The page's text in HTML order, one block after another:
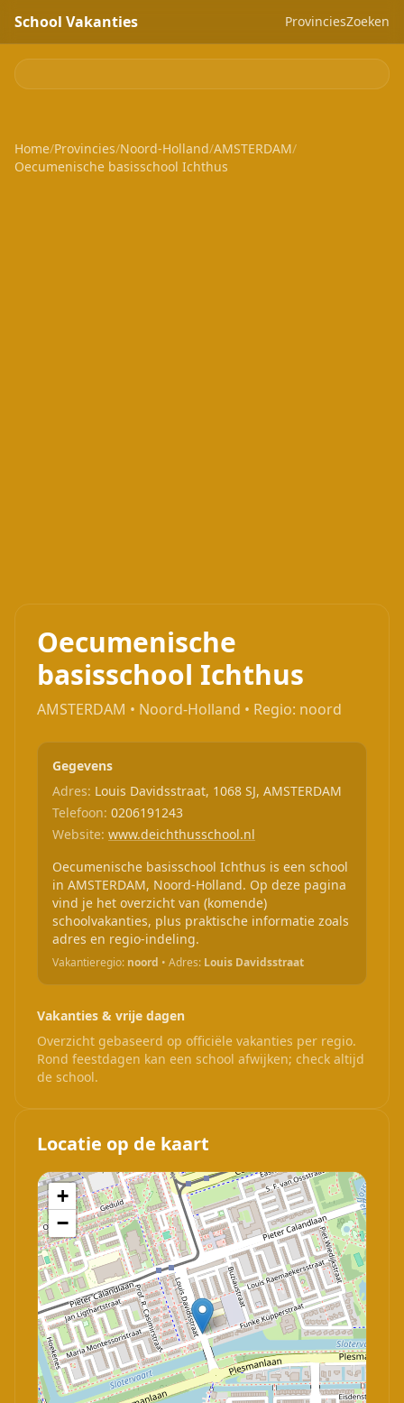
School Vakanties ProvinciesZoeken
Home/Provincies/Noord-Holland/AMSTERDAM/
Oecumenische basisschool Ichthus
Oecumenische
basisschool Ichthus
AMSTERDAM • Noord-Holland • Regio: noord
Gegevens
Adres: Louis Davidsstraat, 1068 SJ, AMSTERDAM
Telefoon: 0206191243
Website: www.deichthusschool.nl
Oecumenische basisschool Ichthus is een school
in AMSTERDAM, Noord-Holland. Op deze pagina
vind je het overzicht van (komende)
schoolvakanties, plus praktische informatie zoals
adres en regio-indeling.
Vakantieregio: noord • Adres: Louis Davidsstraat
Vakanties & vrije dagen
Overzicht gebaseerd op officiële vakanties per regio.
Rond feestdagen kan een school afwijken; check altijd
de school.
Locatie op de kaart
+
−